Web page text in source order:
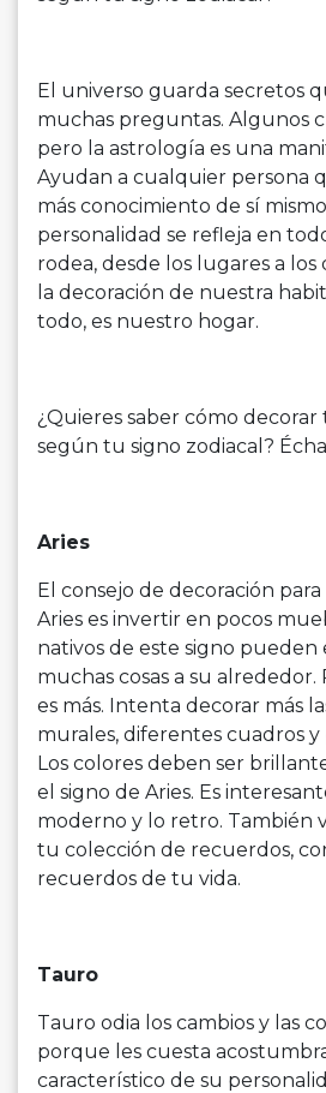
El universo guarda secretos
muchas preguntas. Algunos
pero la astrología es una
Ayudan a cualquier persona
más conocimiento de sí
personalidad se refleja en
rodea, desde los lugares a los
la decoración de nuestra
todo, es nuestro hogar.
¿Quieres saber cómo
según tu signo zodiacal?
Aries
El consejo de decoración
Aries es invertir en pocos
nativos de este signo pueden
muchas cosas a su alrededor.
es más. Intenta decorar más
murales, diferentes cuadros y
Los colores deben ser
el signo de Aries. Es
moderno y lo retro. También
tu colección de recuerdos,
recuerdos de tu vida.
Tauro
Tauro odia los cambios y las
porque les cuesta
característico de su